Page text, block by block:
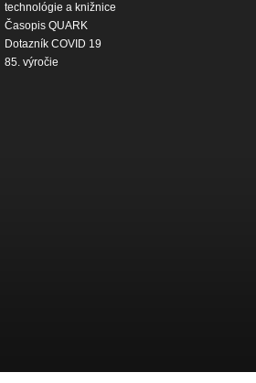
technológie a knižnice
Časopis QUARK
Dotazník COVID 19
85. výročie